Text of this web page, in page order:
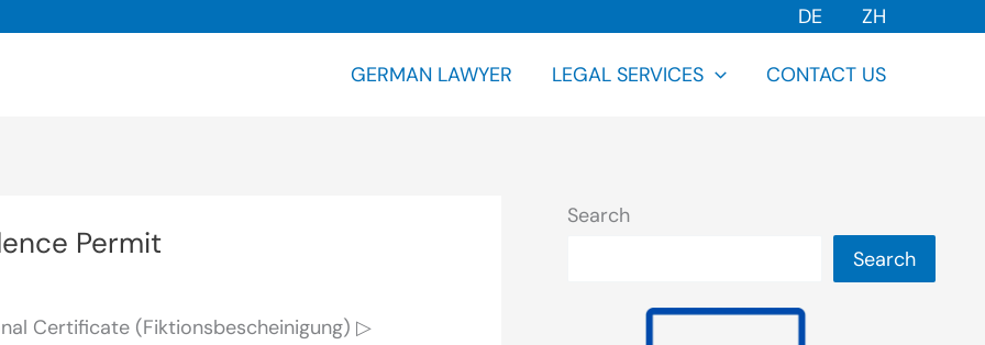
DE ZH
GERMAN LAWYER LEGAL SERVICES CONTACT US
Permit
Certificate (Fiktionsbescheinigung) ▷
Search
Search